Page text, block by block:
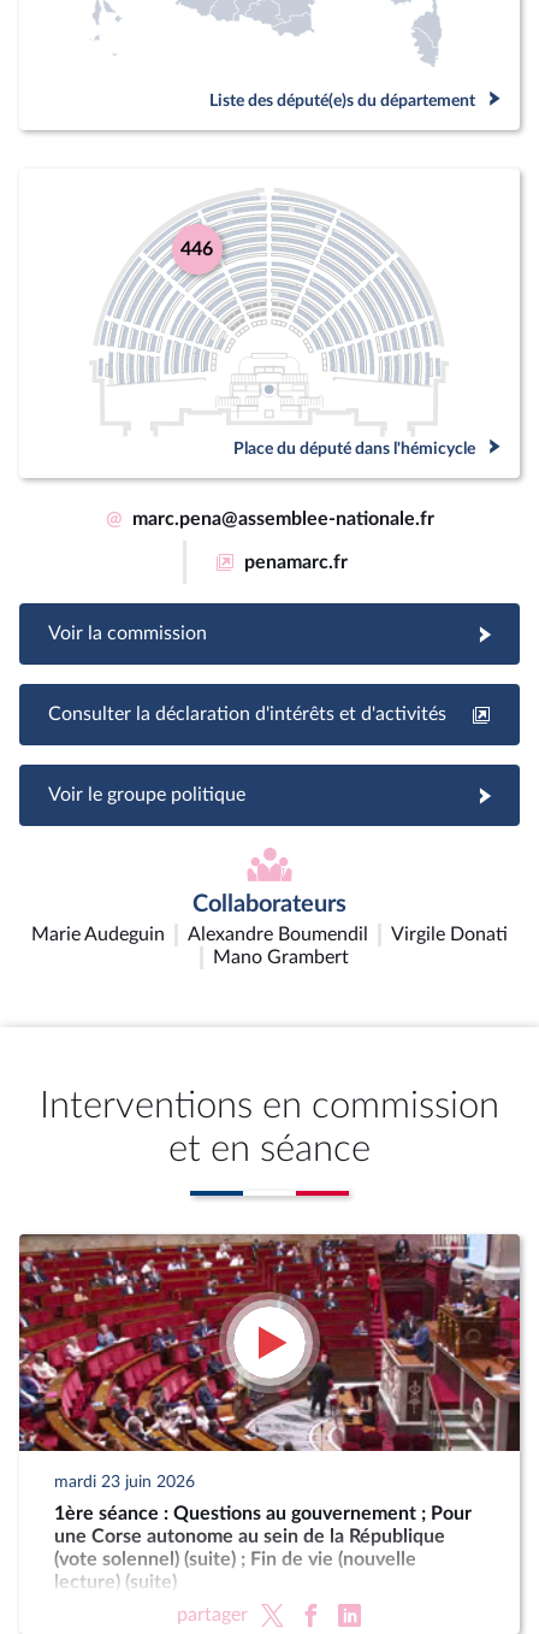
Liste des député(e)s du département
446
Place du député dans l'hémicycle
@ marc.pena@assemblee-nationale.fr
penamarc.fr
Voir la commission
Consulter la déclaration d'intérêts et d'activités
Voir le groupe politique
Collaborateurs
Marie Audeguin Alexandre Boumendil
Virgile Donati
Mano Grambert
Interventions en commission
et en séance
mardi 23 juin 2026
1ère séance : Questions au gouvernement ; Pour
une Corse autonome au sein de la République
(vote solennel) (suite) ; Fin de vie (nouvelle
lecture) (suite)
partager